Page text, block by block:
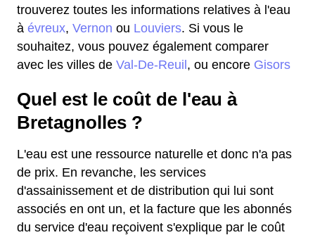
trouverez toutes les informations relatives à l'eau
à évreux, Vernon ou Louviers. Si vous le
souhaitez, vous pouvez également comparer
avec les villes de Val-De-Reuil , ou encore Gisors
Quel est le coût de l'eau à
Bretagnolles ?
L'eau est une ressource naturelle et donc n'a pas
de prix. En revanche, les services
d'assainissement et de distribution qui lui sont
associés en ont un, et la facture que les abonnés
du service d'eau reçoivent s'explique par le coût